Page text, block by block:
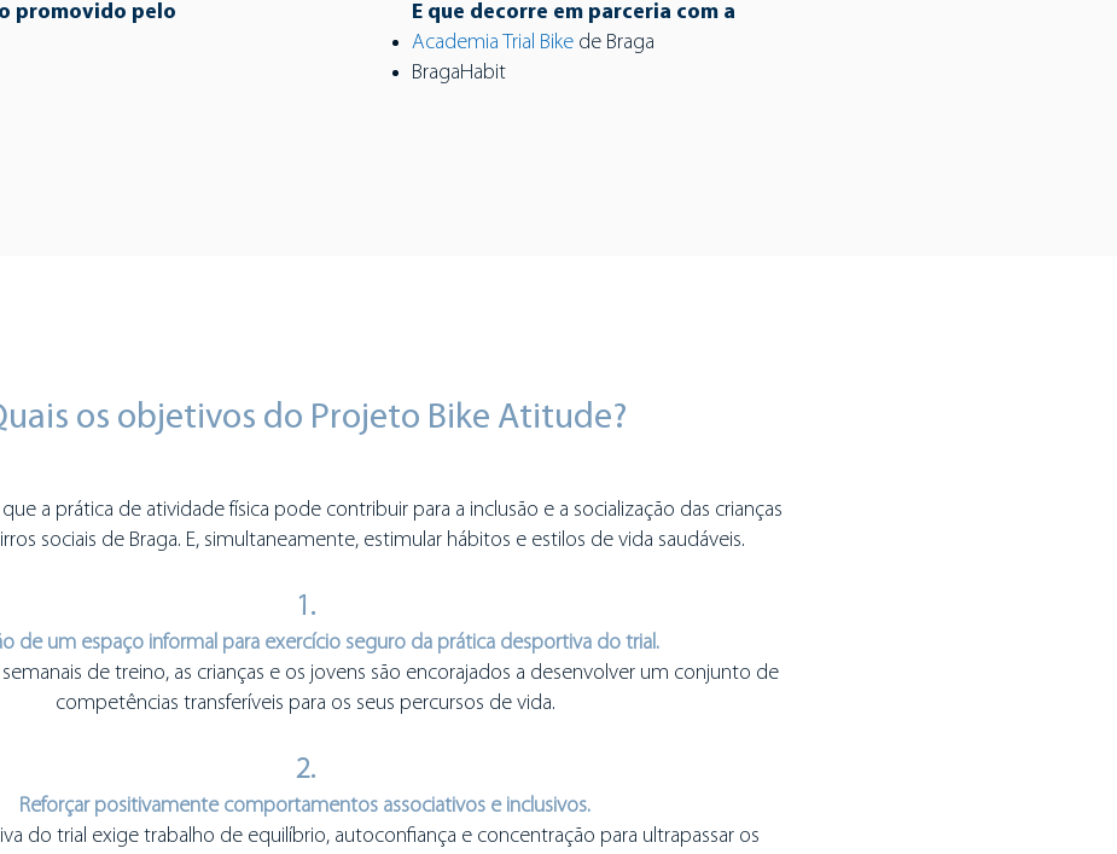
promovido pelo
E que decorre em parceria com a
Academia Trial Bike de Braga
BragaHabit
os objetivos do Projeto Bike Atitude?
a prática de atividade física pode contribuir para a inclusão e a socialização das crianças
sociais de Braga. E, simultaneamente, estimular hábitos e estilos de vida saudáveis.
1.
de um espaço informal para exercício seguro da prática desportiva do trial.
de treino, as crianças e os jovens são encorajados a desenvolver um conjunto de
competências transferíveis para os seus percursos de vida.​​
2.
Reforçar positivamente comportamentos associativos e inclusivos.
do trial exige trabalho de equilíbrio, autoconfiança e concentração para ultrapassar os